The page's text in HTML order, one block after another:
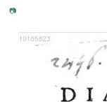
📷